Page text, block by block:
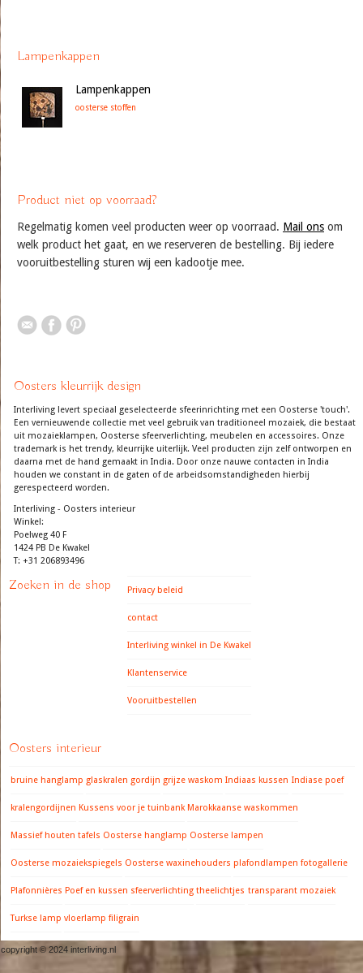
Lampenkappen
Lampenkappen
oosterse stoffen
Product niet op voorraad?
Regelmatig komen veel producten weer op voorraad. Mail ons om
welk product het gaat, en we reserveren de bestelling. Bij iedere
vooruitbestelling sturen wij een kadootje mee.
Oosters kleurrijk design
Interliving levert speciaal geselecteerde sfeerinrichting met een Oosterse 'touch'.
Een vernieuwende collectie met veel gebruik van traditioneel mozaiek, die bestaat
uit mozaieklampen, Oosterse sfeerverlichting, meubelen en accessoires. Onze
trademark is het trendy, kleurrijke uiterlijk. Veel producten zijn zelf ontworpen en
daarna met de hand gemaakt in India. Door onze nauwe contacten in India
houden we constant in de gaten of de arbeidsomstandigheden hierbij
gerespecteerd worden.
Interliving - Oosters interieur
Winkel:
Poelweg 40 F
1424 PB De Kwakel
T: +31 206893496
Zoeken in de shop Privacy beleid
contact
Interliving winkel in De Kwakel
Klantenservice
Vooruitbestellen
Oosters interieur
bruine hanglamp glaskralen gordijn grijze waskom Indiaas kussen Indiase poef
kralengordijnen Kussens voor je tuinbank Marokkaanse waskommen
Massief houten tafels Oosterse hanglamp Oosterse lampen
Oosterse mozaiekspiegels Oosterse waxinehouders plafondlampen fotogallerie
Plafonnières Poef en kussen sfeerverlichting theelichtjes transparant mozaiek
Turkse lamp vloerlamp filigrain
copyright © 2024 interliving.nl